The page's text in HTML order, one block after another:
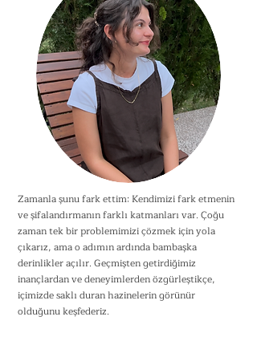
Zamanla şunu fark ettim: Kendimizi fark etmenin
ve şifalandırmanın farklı katmanları var. Çoğu
zaman tek bir problemimizi çözmek için yola
çıkarız, ama o adımın ardında bambaşka
derinlikler açılır. Geçmişten getirdiğimiz
inançlardan ve deneyimlerden özgürleştikçe,
içimizde saklı duran hazinelerin görünür
olduğunu keşfederiz.